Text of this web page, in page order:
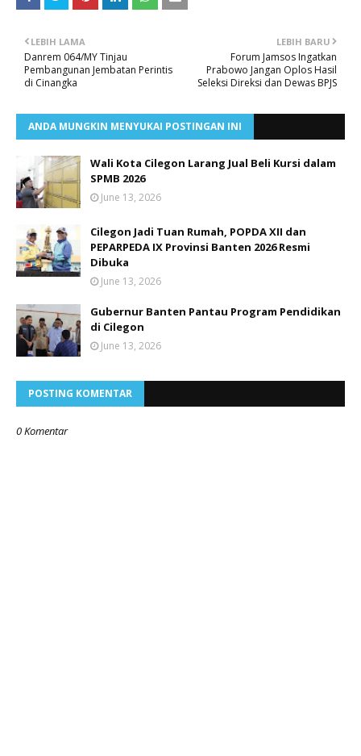
LEBIH BARU
Forum Jamsos Ingatkan
Prabowo Jangan Oplos Hasil
Seleksi Direksi dan Dewas BPJS
LEBIH LAMA
Danrem 064/MY Tinjau
Pembangunan Jembatan Perintis
di Cinangka
ANDA MUNGKIN MENYUKAI POSTINGAN INI
Wali Kota Cilegon Larang Jual Beli Kursi dalam
SPMB 2026
June 13, 2026
Cilegon Jadi Tuan Rumah, POPDA XII dan
PEPARPEDA IX Provinsi Banten 2026 Resmi
Dibuka
June 13, 2026
Gubernur Banten Pantau Program Pendidikan
di Cilegon
June 13, 2026
POSTING KOMENTAR
0 Komentar